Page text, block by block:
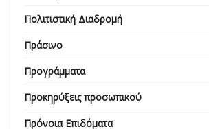
Πολιτιστική Διαδρομή
Πράσινο
Προγράμματα
Προκηρύξεις προσωπικού
Πρόνοια Επιδόματα